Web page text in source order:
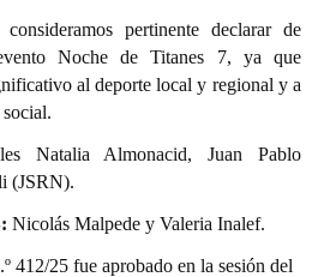
Registro
pertinente declarar de
Noche de Titanes 7, ya que
al deporte local y regional y a
Natalia Almonacid, Juan Pablo
(JSRN).
Nicolás Malpede y Valeria Inalef.
412/25 fue aprobado en la sesión del